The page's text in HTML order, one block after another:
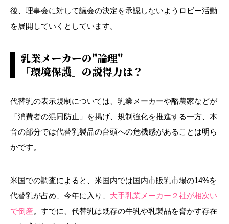
後、理事会に対して議会の決定を承認しないようロビー活動
を展開していくとしています。
乳業メーカーの"論理"
「環境保護」の説得力は？
代替乳の表示規制については、乳業メーカーや酪農家などが
「消費者の混同防止」を掲げ、規制強化を推進する一方、本
音の部分では代替乳製品の台頭への危機感があることは明ら
かです。
米国での調査によると、米国内では国内市販乳市場の14%を
代替乳が占め、今年に入り、 大手乳業メーカー２社が相次い
で倒産。すでに、代替乳は既存の牛乳や乳製品を脅かす存在